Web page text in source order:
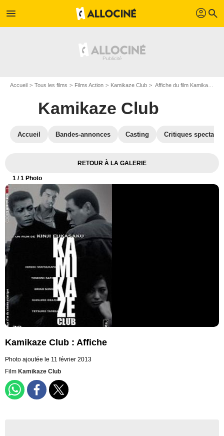
menu profil search
Accueil Tous les films Films Action Kamikaze Club Affiche du film Kamikaze Club - Photo 1
Kamikaze Club
Accueil Bandes-annonces Casting Critiques
RETOUR À LA GALERIE
1 / 1 Photo
Kamikaze Club : Affiche
Photo ajoutée le 11 février 2013
Film Kamikaze Club